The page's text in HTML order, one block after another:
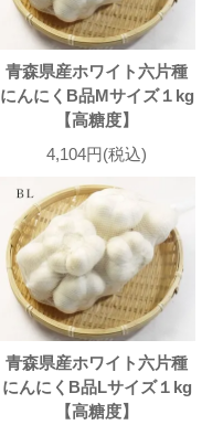
青森県産ホワイト六片種
にんにくB品Mサイズ１kg
【高糖度】
4,104円(税込)
青森県産ホワイト六片種
にんにくB品Lサイズ１kg
【高糖度】